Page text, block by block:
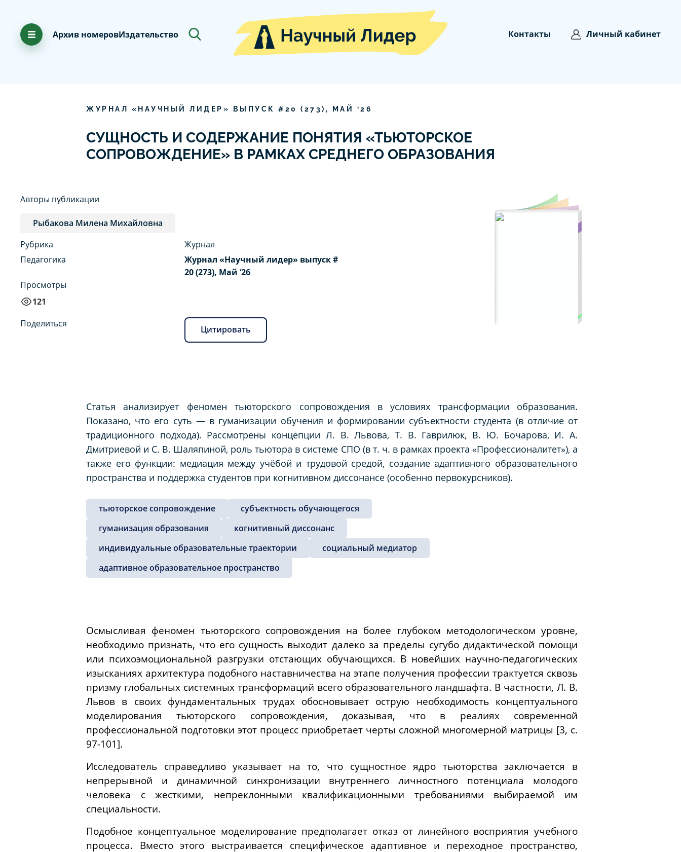
Архив номеровИздательство Контакты Личный кабинет
ЖУРНАЛ «НАУЧНЫЙ ЛИДЕР» ВЫПУСК # 20 ( 273), МАЙ ‘26
СУЩНОСТЬ И СОДЕРЖАНИЕ ПОНЯТИЯ «ТЬЮТОРСКОЕ
СОПРОВОЖДЕНИЕ» В РАМКАХ СРЕДНЕГО ОБРАЗОВАНИЯ
Авторы публикации
Рыбакова Милена Михайловна
Рубрика
Педагогика
Просмотры
121
Журнал
Журнал «Научный лидер» выпуск #
20 (273), Май ‘26
Поделиться
Цитировать
Статья анализирует феномен тьюторского сопровождения в условиях трансформации образования.
Показано, что его суть — в гуманизации обучения и формировании субъектности студента (в отличие от
традиционного подхода). Рассмотрены концепции Л. В. Львова, Т. В. Гаврилюк, В. Ю. Бочарова, И. А.
Дмитриевой и С. В. Шаляпиной, роль тьютора в системе СПО (в т. ч. в рамках проекта «Профессионалитет»), а
также его функции: медиация между учёбой и трудовой средой, создание адаптивного образовательного
пространства и поддержка студентов при когнитивном диссонансе (особенно первокурсников).
тьюторское сопровождение
субъектность обучающегося
гуманизация образования
когнитивный диссонанс
индивидуальные образовательные траектории
социальный медиатор
адаптивное образовательное пространство
Осмысливая феномен тьюторского сопровождения на более глубоком методологическом уровне,
необходимо признать, что его сущность выходит далеко за пределы сугубо дидактической помощи
или психоэмоциональной разгрузки отстающих обучающихся. В новейших научно-педагогических
изысканиях архитектура подобного наставничества на этапе получения профессии трактуется сквозь
призму глобальных системных трансформаций всего образовательного ландшафта. В частности, Л. В.
Львов в своих фундаментальных трудах обосновывает острую необходимость концептуального
моделирования тьюторского сопровождения, доказывая, что в реалиях современной
профессиональной подготовки этот процесс приобретает черты сложной многомерной матрицы [3, c.
97-101].
Исследователь справедливо указывает на то, что сущностное ядро тьюторства заключается в
непрерывной и динамичной синхронизации внутреннего личностного потенциала молодого
человека с жесткими, непреклонными квалификационными требованиями выбираемой им
специальности.
Подобное концептуальное моделирование предполагает отказ от линейного восприятия учебного
процесса. Вместо этого выстраивается специфическое адаптивное и переходное пространство,